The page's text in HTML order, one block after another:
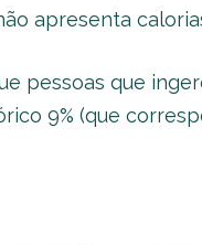
apresenta
pessoas que
9% (que